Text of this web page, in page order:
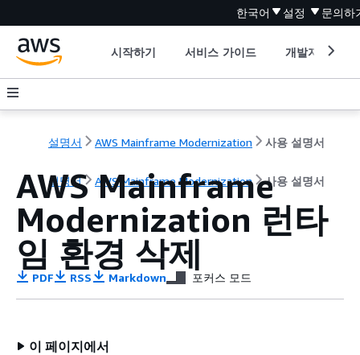
한국어 설정 문의하
시작하기 서비스 가이드 개발자 도구
설명서 AWS Mainframe Modernization 사용 설명서
설명서 AWS Mainframe Modernization 사용 설명서
AWS Mainframe
Modernization 런타
임 환경 삭제
PDF RSS Markdown 포커스 모드
이 페이지에서